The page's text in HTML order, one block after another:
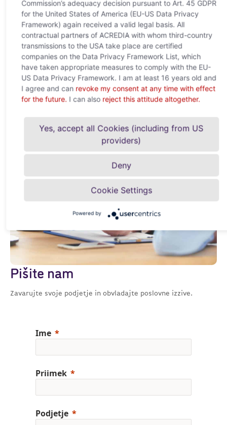
Pišite nam
Zavarujte svoje podjetje in obvladajte poslovne izzive.
Ime
Priimek
Podjetje
Commission’s adequacy decision pursuant to Art. 45 GDPR
for the United States of America (EU-US Data Privacy
Framework) again received a valid legal basis. All
contractual partners of ACREDIA with whom third-country
transmissions to the USA take place are certified
companies on the Data Privacy Framework List, which
have taken appropriate measures to comply with the EU-
US Data Privacy Framework. I am at least 16 years old and
I agree and can revoke my consent at any time with effect
for the future. I can also reject this attitude altogether.
Yes, accept all Cookies (including from US
providers)
Deny
Cookie Settings
Powered by